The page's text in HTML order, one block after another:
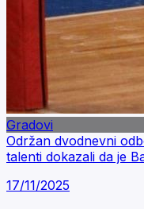
Gradovi
Održan dvodnevni
talenti dokazali da je
17/11/2025